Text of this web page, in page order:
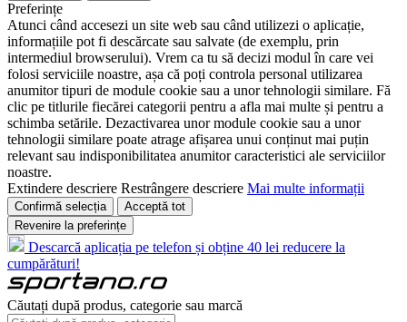
Preferințe
Atunci când accesezi un site web sau când utilizezi o aplicație,
informațiile pot fi descărcate sau salvate (de exemplu, prin
intermediul browserului). Vrem ca tu să decizi modul în care vei
folosi serviciile noastre, așa că poți controla personal utilizarea
anumitor tipuri de module cookie sau a unor tehnologii similare. Fă
clic pe titlurile fiecărei categorii pentru a afla mai multe și pentru a
schimba setările. Dezactivarea unor module cookie sau a unor
tehnologii similare poate atrage afișarea unui conținut mai puțin
relevant sau indisponibilitatea anumitor caracteristici ale serviciilor
noastre.
Extindere descriere Restrângere descriere Mai multe informații
Confirmă selecția
Acceptă tot
Revenire la preferințe
Descarcă aplicația pe telefon și obține 40 lei reducere la
cumpărături!
Căutați după produs, categorie sau marcă